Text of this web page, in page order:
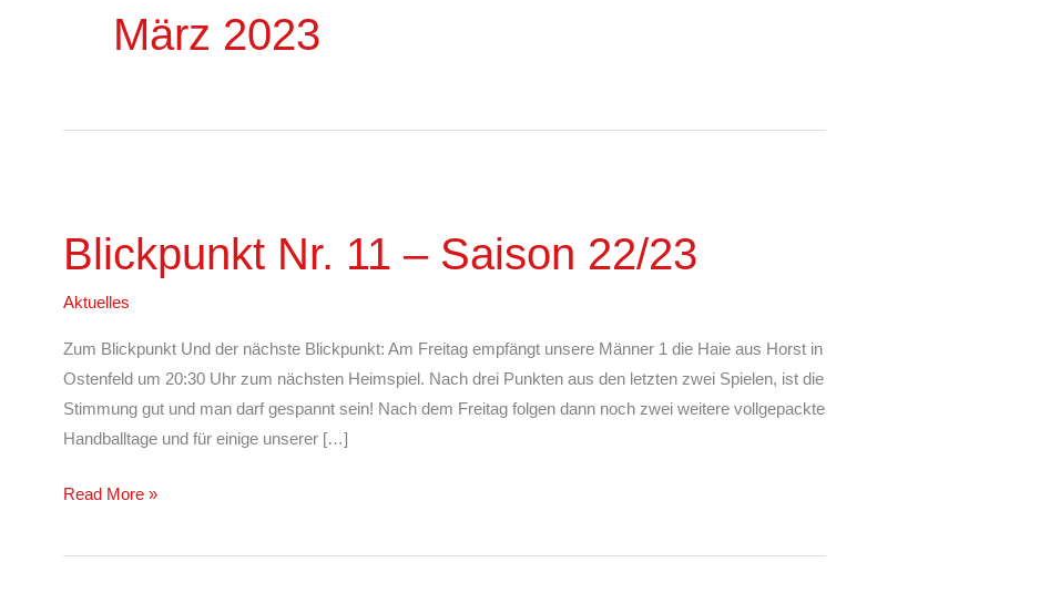
März 2023
Blickpunkt Nr. 11 – Saison 22/23
Aktuelles
Zum Blickpunkt Und der nächste Blickpunkt: Am Freitag empfängt unsere Männer 1 die Haie aus Horst in
Ostenfeld um 20:30 Uhr zum nächsten Heimspiel. Nach drei Punkten aus den letzten zwei Spielen, ist die
Stimmung gut und man darf gespannt sein! Nach dem Freitag folgen dann noch zwei weitere vollgepackte
Handballtage und für einige unserer […]
11
Saison
Read More »